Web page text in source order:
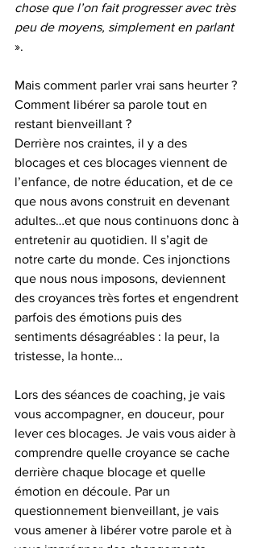
chose que l’on fait progresser avec très
peu de moyens, simplement en parlant
».
Mais comment parler vrai sans heurter ?
Comment libérer sa parole tout en
restant bienveillant ?
Derrière nos craintes, il y a des
blocages et ces blocages viennent de
l’enfance, de notre éducation, et de ce
que nous avons construit en devenant
adultes…et que nous continuons donc à
entretenir au quotidien. Il s’agit de
notre carte du monde. Ces injonctions
que nous nous imposons, deviennent
des croyances très fortes et engendrent
parfois des émotions puis des
sentiments désagréables : la peur, la
tristesse, la honte…
Lors des séances de coaching, je vais
vous accompagner, en douceur, pour
lever ces blocages. Je vais vous aider à
comprendre quelle croyance se cache
derrière chaque blocage et quelle
émotion en découle. Par un
questionnement bienveillant, je vais
vous amener à libérer votre parole et à